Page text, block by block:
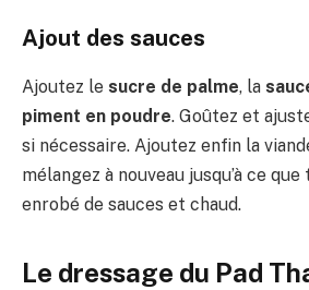
Ajout des sauces
Ajoutez le sucre de palme, la
piment en poudre. Goûtez et
si nécessaire. Ajoutez enfin la
mélangez à nouveau jusqu’à ce
enrobé de sauces et chaud.
Le dressage du Pad